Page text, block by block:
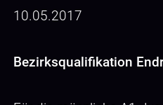
10.05.2017
Bezirksqualifikation